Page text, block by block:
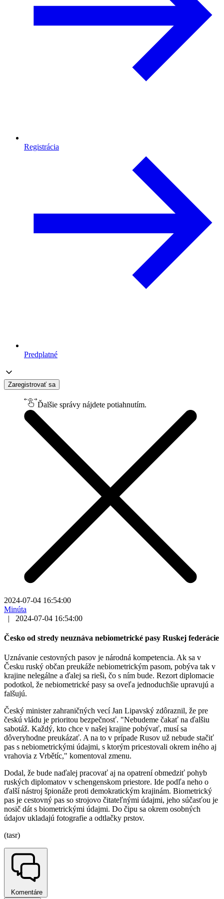
Registrácia
Predplatné
Zaregistrovať sa
Ďalšie správy nájdete potiahnutím.
2024-07-04 16:54:00
Minúta
|
2024-07-04 16:54:00
Česko od stredy neuznáva nebiometrické pasy Ruskej federácie
Uznávanie cestovných pasov je národná kompetencia. Ak sa v
Česku ruský občan preukáže nebiometrickým pasom, pobýva tak v
krajine nelegálne a ďalej sa rieši, čo s ním bude. Rezort diplomacie
podotkol, že nebiometrické pasy sa oveľa jednoduchšie upravujú a
falšujú.
Český minister zahraničných vecí Jan Lipavský zdôraznil, že pre
českú vládu je prioritou bezpečnosť. "Nebudeme čakať na ďalšiu
sabotáž. Každý, kto chce v našej krajine pobývať, musí sa
dôveryhodne preukázať. A na to v prípade Rusov už nebude stačiť
pas s nebiometrickými údajmi, s ktorým pricestovali okrem iného aj
vrahovia z Vrbětíc," komentoval zmenu.
Dodal, že bude naďalej pracovať aj na opatrení obmedziť pohyb
ruských diplomatov v schengenskom priestore. Ide podľa neho o
ďalší nástroj špionáže proti demokratickým krajinám. Biometrický
pas je cestovný pas so strojovo čitateľnými údajmi, jeho súčasťou je
nosič dát s biometrickými údajmi. Do čipu sa okrem osobných
údajov ukladajú fotografie a odtlačky prstov.
(tasr)
Komentáre